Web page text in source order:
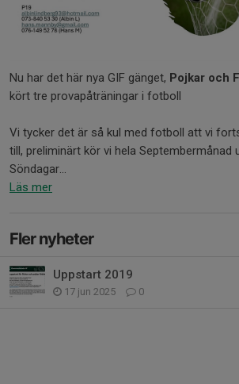
Nu har det här nya GIF gänget, Pojkar och
kört tre provapåträningar i fotboll
Vi tycker det är så kul med fotboll att vi
till, preliminärt kör vi hela Septembermånad
Söndagar...
Läs mer
Fler nyheter
Uppstart 2019
17 jun 2025 0